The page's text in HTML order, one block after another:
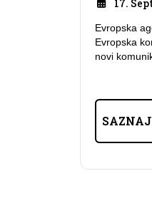
17.
Evropska
Evropska
novi